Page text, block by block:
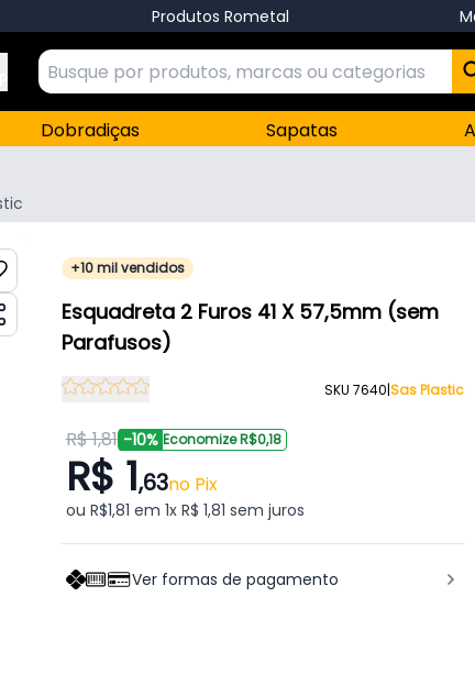
Produtos Rometal
Dobradiças Sapatas
+10 mil vendidos
Esquadreta 2 Furos 41 X 57,5mm (sem
Parafusos)
SKU 7640|Sas Plastic
R$ 1,81 -10% Economize R$0,18
R$ 1,63no Pix
ou R$1,81 em 1x R$ 1,81 sem juros
Ver formas de pagamento